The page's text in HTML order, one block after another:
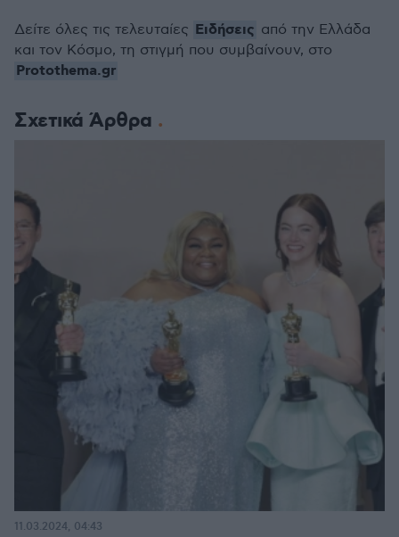
Σχετικά Άρθρα
11.03.2024, 04:43
Δείτε όλες τις τελευταίες Ειδήσεις από την Ελλάδα
και τον Κόσμο, τη στιγμή που συμβαίνουν, στο
Protothema.gr